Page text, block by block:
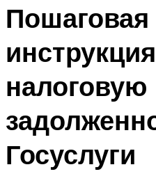
Пошаговая
налоговую
Госуслуги